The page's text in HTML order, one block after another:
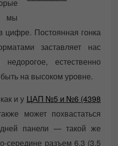
мы
Постоянная гонка
заставляет нас
естественно
на высоком уровне.
и у ЦАП №5 и №6 (4398
может похвастаться
панели — такой же
середине разъем 6.3 (3.5